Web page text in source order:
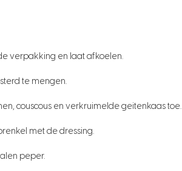
verpakking en laat afkoelen.
te mengen.
couscous en verkruimelde geitenkaas toe.
met de dressing.
peper.